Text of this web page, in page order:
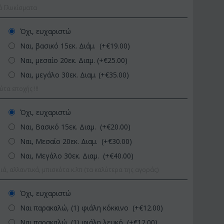
ΚΩΔΙΚΟΣ:
Ορχιδέα φαλαίνοψις σε
γυάλινο βάζο
45.00 €39.99
Όχι, ευχαριστώ
Ναι, βασικό 15εκ. Διάμ. (+€19.00)
Ναι, μεσαίο 20εκ. Διαμ. (+€25.00)
Ναι, μεγάλο 30εκ. Διαμ. (+€35.00)
Όχι, ευχαριστώ
Ναι, Βασικό 15εκ. Διαμ. (+€20.00)
Ναι, Μεσαίο 20εκ. Διαμ. (+€30.00)
Ναι, Μεγάλο 30εκ. Διαμ. (+€40.00)
Όχι, ευχαριστώ
Ναι παρακαλώ, (1) φιάλη κόκκινο (+€12.00)